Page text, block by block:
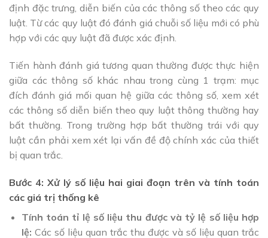
định đặc trưng, diễn biến của các thông số theo các quy
luật. Từ các quy luật đó đánh giá chuỗi số liệu mới có phù
hợp với các quy luật đã được xác định.
Tiến hành đánh giá tương quan thường được thực hiện
giữa các thông số khác nhau trong cùng 1 trạm: mục
đích đánh giá mối quan hệ giữa các thông số, xem xét
các thông số diễn biến theo quy luật thông thường hay
bất thường. Trong trường hợp bất thường trái với quy
luật cần phải xem xét lại vấn đề độ chính xác của thiết
bị quan trắc.
Bước 4: Xử lý số liệu hai giai đoạn trên và tính toán
các giá trị thống kê
Tính toán tỉ lệ số liệu thu được và tỷ lệ số liệu hợp
lệ: Các số liệu quan trắc thu được và số liệu quan trắc